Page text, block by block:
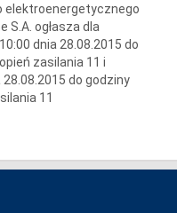
elektroenergetycznego
S.A. ogłasza dla
dnia 28.08.2015 do
zasilania 11 i
do godziny
11